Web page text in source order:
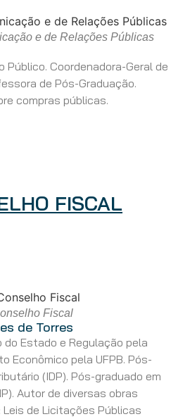
e de Relações Públicas
Público. Coordenadora-Geral de
de Pós-Graduação.
compras públicas.
FISCAL
Fiscal
de Torres
do Estado e Regulação pela
Econômico pela UFPB. Pós-
(IDP). Pós-graduado em
Autor de diversas obras
de Licitações Públicas